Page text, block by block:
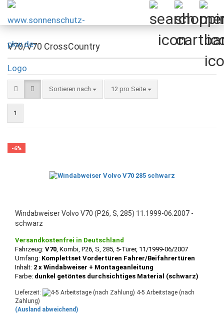
V70/V70 CrossCountry
Sortieren nach
Sortieren nach 12 pro Seite
pro Seite
1
-6%
Windabweiser Volvo V70 (P26, S, 285) 11.1999-06.2007 -
schwarz
Versandkostenfrei in Deutschland
Fahrzeug: V70, Kombi, P26, S, 285, 5-Türer, 11/1999-06/2007
Umfang: Komplettset Vordertüren Fahrer/Beifahrertüren
Inhalt: 2 x Windabweiser + Montageanleitung
Farbe: dunkel getöntes durchsichtiges Material (schwarz)
Lieferzeit:
4-5 Arbeitstage (nach
Zahlung)
(Ausland abweichend)